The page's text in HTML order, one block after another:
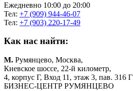
Ежедневно 10:00 до 20:00
Тел: +7 (909) 944-46-07
Тел: +7 (903) 220-17-49
Как нас найти:
М. Румянцево, Москва,
Киевское шоссе, 22-й километр,
4, корпус Г, Вход 11, этаж 3, пав. 316 Г
БИЗНЕС-ЦЕНТР РУМЯНЦЕВО